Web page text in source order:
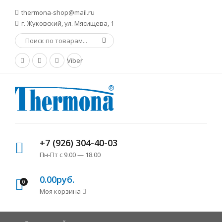
thermona-shop@mail.ru
г. Жуковский, ул. Мясищева, 1
Viber
+7 (926) 304-40-03
Пн-Пт с 9.00 — 18.00
0 0.00руб.
Моя корзина